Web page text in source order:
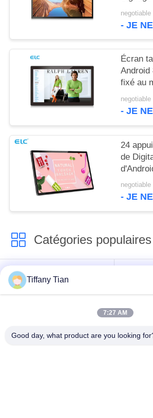
DE
PRIVÉE
bâti du
- JE
Écran
Android
fixé au
à
- JE
24
de
WIFI
- JE
Catégories populaires
Affichages
numériques
Tiffany Tian
7:27 AM
Good day, what product are you looking